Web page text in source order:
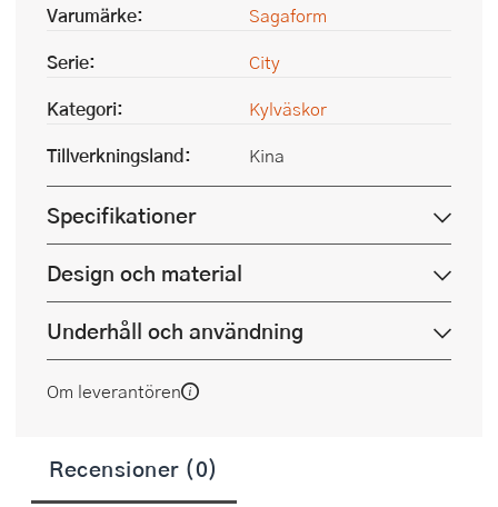
Varumärke:
Sagaform
Serie:
City
Kategori:
Kylväskor
Tillverkningsland:
Kina
Specifikationer
Design och material
Underhåll och användning
Om leverantören
Recensioner (0)